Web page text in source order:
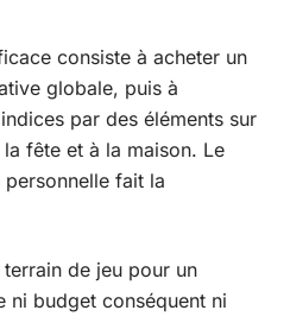
consiste à acheter un
globale, puis à
par des éléments sur
fête et à la maison. Le
fait la
de jeu pour un
ni budget conséquent ni